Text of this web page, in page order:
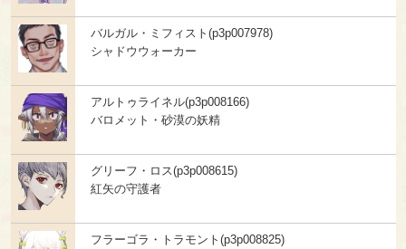
バルガル・ミフィスト(p3p007978)
シャドウウォーカー
アルトゥライネル(p3p008166)
バロメット・砂漠の妖精
グリーフ・ロス(p3p008615)
紅矢の守護者
フラーゴラ・トラモント(p3p008825)